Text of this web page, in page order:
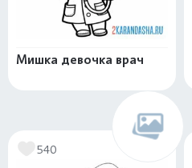
Мишка девочка врач
540